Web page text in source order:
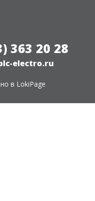
363 20 28
electro.ru
в LokiPage